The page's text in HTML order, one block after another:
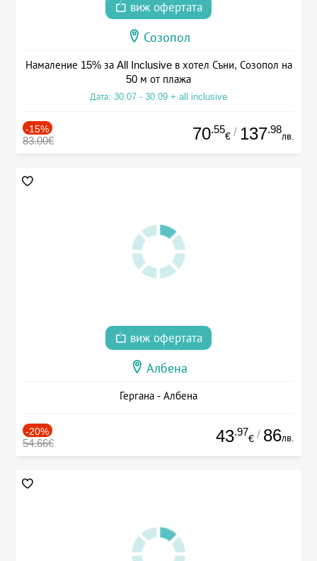
виж офертата
Созопол
Намаление 15% за All Inclusive в хотел Съни, Созопол на
50 м от плажа
Дата: 30.07 - 30.09 + all inclusive
-15%
83.00€ 70.55
€ / 137.98
лв.
виж офертата
Албена
Гергана - Албена
-20%
54.66€ 43.97
€ / 86лв.